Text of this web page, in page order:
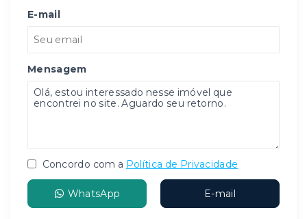
E-mail
Mensagem
Concordo com a Política de Privacidade
WhatsApp E-mail